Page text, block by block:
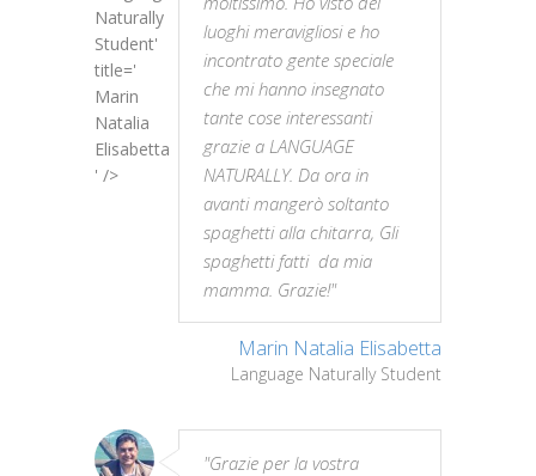
Naturally
Student'
title='
Marin
Natalia
Elisabetta
' />
luoghi meravigliosi e ho
incontrato gente speciale
che mi hanno insegnato
tante cose interessanti
grazie a LANGUAGE
NATURALLY. Da ora in
avanti mangerò soltanto
spaghetti alla chitarra, Gli
spaghetti fatti da mia
mamma. Grazie!"
Marin Natalia Elisabetta
Language Naturally Student
"Grazie per la vostra